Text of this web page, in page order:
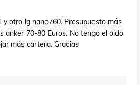
y otro lg nano760. Presupuesto más
anker 70-80 Euros. No tengo el oido
más cartera. Gracias